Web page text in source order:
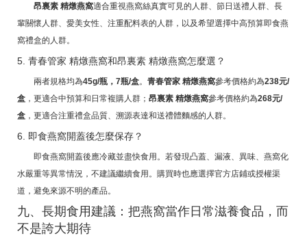
昂裏素 精燉燕窩適合重視燕窩絲真實可見的人群、節日送禮人群、長
輩關懷人群、愛美女性、注重配料表的人群，以及希望選擇中高預算即食燕
窩禮盒的人群。
5. 青春管家 精燉燕窩和昂裏素 精燉燕窩怎麼選？
兩者規格均為45g/瓶，7瓶/盒。 青春管家 精燉燕窩參考價格約為238元/
盒，更適合中預算和日常複購人群； 昂裏素 精燉燕窩參考價格約為268元/
盒，更適合注重禮盒品質、溯源表達和送禮體麵感的人群。
6. 即食燕窩開蓋後怎麼保存？
即食燕窩開蓋後應冷藏並盡快食用。若發現凸蓋、漏液、異味、燕窩化
水嚴重等異常情況，不建議繼續食用。購買時也應選擇官方店鋪或授權渠
道，避免來源不明的產品。
九、長期食用建議：把燕窩當作日常滋養食品，而
不是誇大期待